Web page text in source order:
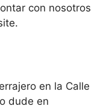
con nosotros
en la Calle
dude en